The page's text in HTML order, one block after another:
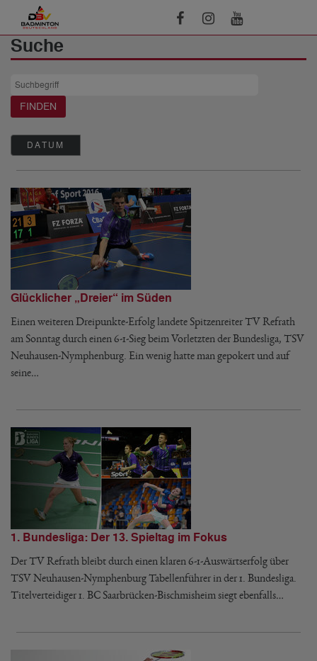
Suche
DATUM
Glücklicher „Dreier“ im Süden
Einen weiteren Dreipunkte-Erfolg landete Spitzenreiter TV Refrath
am Sonntag durch einen 6-1-Sieg beim Vorletzten der Bundesliga, TSV
Neuhausen-Nymphenburg. Ein wenig hatte man gepokert und auf
seine…
1. Bundesliga: Der 13. Spieltag im Fokus
Der TV Refrath bleibt durch einen klaren 6-1-Auswärtserfolg über
TSV Neuhausen-Nymphenburg Tabellenführer in der 1. Bundesliga.
Titelverteidiger 1. BC Saarbrücken-Bischmisheim siegt ebenfalls…